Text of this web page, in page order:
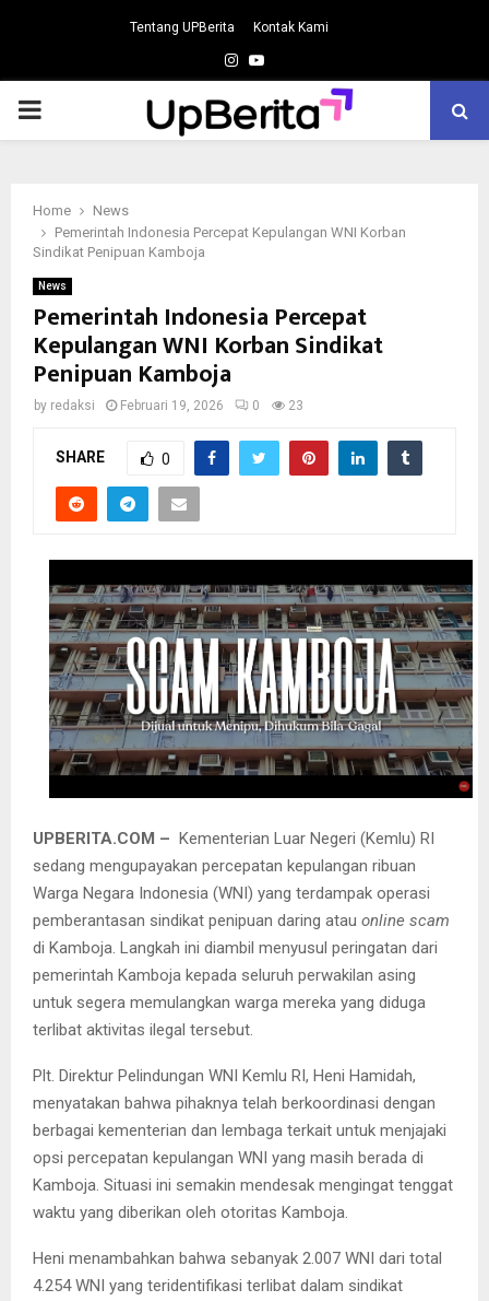
Tentang UPBerita Kontak Kami
Instagram
Youtube
PRIMARY
Home
News
Pemerintah Indonesia Percepat Kepulangan WNI Korban
Sindikat Penipuan Kamboja
News
Pemerintah Indonesia Percepat
Kepulangan WNI Korban Sindikat
Penipuan Kamboja
by redaksi Februari 19, 2026 0 23
SHARE 0
UPBERITA.COM – Kementerian Luar Negeri (Kemlu) RI
sedang mengupayakan percepatan kepulangan ribuan
Warga Negara Indonesia (WNI) yang terdampak operasi
pemberantasan sindikat penipuan daring atau online scam
di Kamboja. Langkah ini diambil menyusul peringatan dari
pemerintah Kamboja kepada seluruh perwakilan asing
untuk segera memulangkan warga mereka yang diduga
terlibat aktivitas ilegal tersebut.
Plt. Direktur Pelindungan WNI Kemlu RI, Heni Hamidah,
menyatakan bahwa pihaknya telah berkoordinasi dengan
berbagai kementerian dan lembaga terkait untuk menjajaki
opsi percepatan kepulangan WNI yang masih berada di
Kamboja. Situasi ini semakin mendesak mengingat tenggat
waktu yang diberikan oleh otoritas Kamboja.
Heni menambahkan bahwa sebanyak 2.007 WNI dari total
4.254 WNI yang teridentifikasi terlibat dalam sindikat